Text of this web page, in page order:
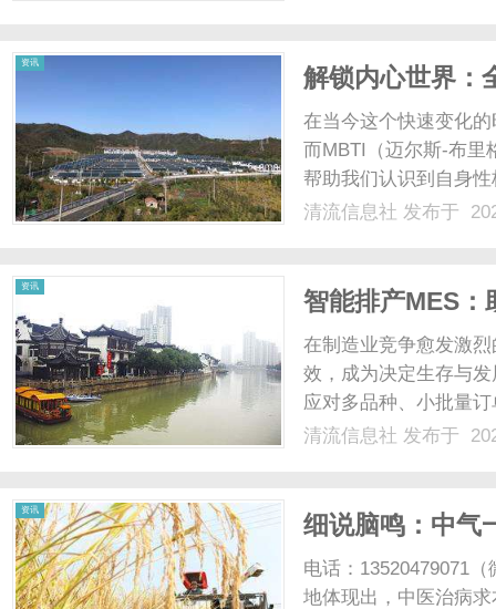
资讯
解锁内心世界：
在当今这个快速变化
而MBTI（迈尔斯-布里
帮助我们认识到自身
和合作。MBTI测试不
清流信息社 发布于
资讯
智能排产MES：
在制造业竞争愈发激
效，成为决定生存与
应对多品种、小批量
驱动与算法优化能力
清流信息社 发布于
资讯
细说脑鸣：中气
电话：13520479071
地体现出，中医治病